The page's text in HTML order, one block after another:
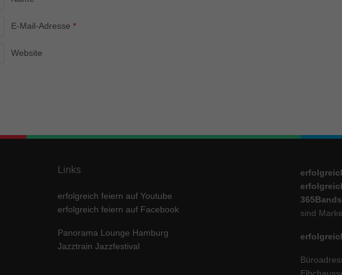
E-Mail-Adresse *
Website
Links
erfolgreich feiern auf Youtube
erfolgreich feiern auf Facebook
Panorama Lounge Hamburg
Jazztrain Jazzfestival
sind
Essenziell (1)
Essenzielle Cookies ermöglichen grundlegende Funktionen und sind für die einwandfreie
Inhalte von Videoplattformen und Social-Media-Plattformen werden standardmäßig blockiert.
keiner manuellen Einwilligung mehr.
Cookie-Informationen anzeigen